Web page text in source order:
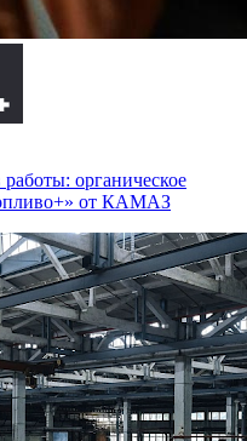
органическое
от КАМАЗ